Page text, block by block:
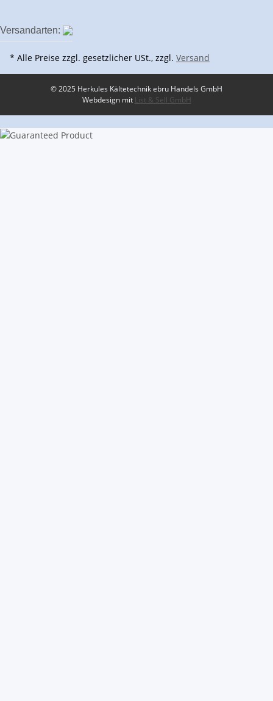
Versandarten:
* Alle Preise zzgl. gesetzlicher USt., zzgl. Versand
© 2025 Herkules Kältetechnik ebru Handels GmbH
Webdesign mit List & Sell GmbH